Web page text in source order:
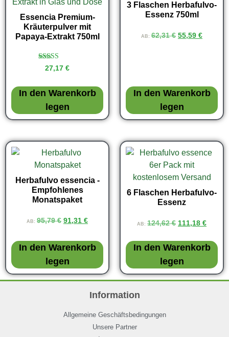
Essencia Premium-
Kräuterpulver mit
Papaya-Extrakt 750ml
Bewertet mit
5.00
27,17 €
In den Warenkorb
legen
3 Flaschen Herbafulvo-
Essenz 750ml
AB: 62,31€ 55,59 €
In den Warenkorb
legen
Herbafulvo essencia -
Empfohlenes
Monatspaket
AB: 95,79€ 91,31 €
In den Warenkorb
legen
6 Flaschen Herbafulvo-
Essenz
AB: 124,62€ 111,18 €
In den Warenkorb
legen
Information
Allgemeine Geschäftsbedingungen
Unsere Partner